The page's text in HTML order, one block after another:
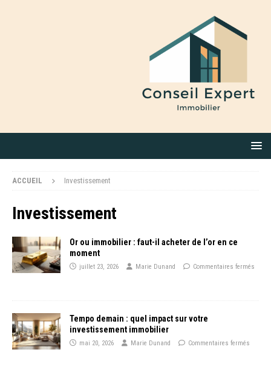
ACCUEIL Investissement
Investissement
Or ou immobilier : faut-il acheter de l’or en ce
moment
juillet 23, 2026 Marie Dunand Commentaires fermés
Tempo demain : quel impact sur votre
investissement immobilier
mai 20, 2026 Marie Dunand Commentaires fermés